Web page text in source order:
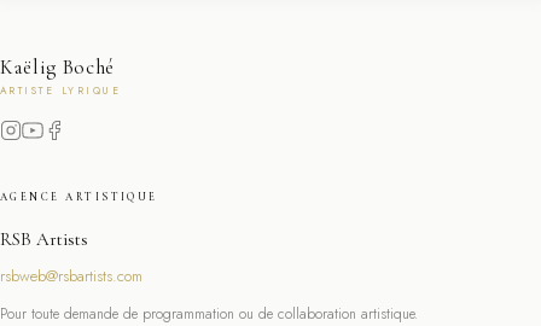
Kaëlig Boché
ARTISTE LYRIQUE
AGENCE ARTISTIQUE
RSB Artists
rsbweb@rsbartists.com
Pour toute demande de programmation ou de collaboration artistique.